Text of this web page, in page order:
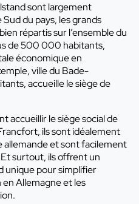
sont largement
du pays, les grands
répartis sur l’ensemble du
de 500 000 habitants,
économique en
ville du Bade-
accueille le siège de
accueillir le siège social de
ils sont idéalement
allemande et sont facilement
surtout, ils offrent un
unique pour simplifier
Allemagne et les